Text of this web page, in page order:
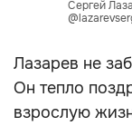
Сергей
Лазарев не
Он тепло
взрослую